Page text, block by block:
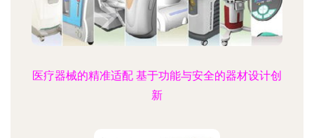
医疗器械的精准适配 基于功能与安全的器材设计创
新